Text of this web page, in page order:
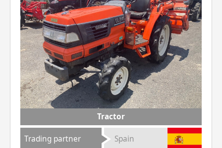
Tractor
Trading partner Spain